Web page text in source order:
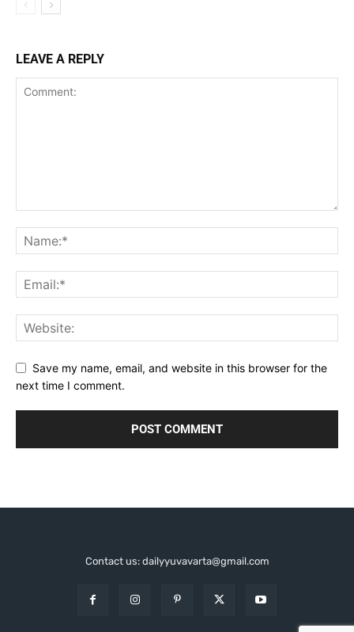
LEAVE A REPLY
Save my name, email, and website in this browser for the
next time I comment.
Contact us: dailyyuvavarta@gmail.com